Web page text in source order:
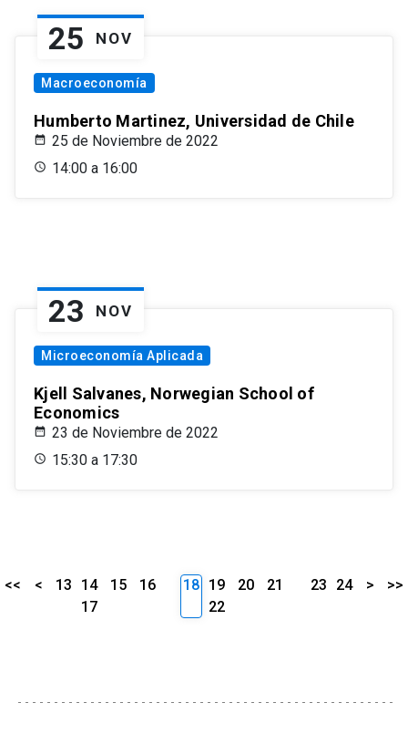
25 NOV
Macroeconomía
Humberto Martinez, Universidad de Chile
25 de Noviembre de 2022
14:00 a 16:00
23 NOV
Microeconomía Aplicada
Kjell Salvanes, Norwegian School of
Economics
23 de Noviembre de 2022
15:30 a 17:30
<< < 13 14 15
16
17
18 19 20
21
22
23 24 > >>